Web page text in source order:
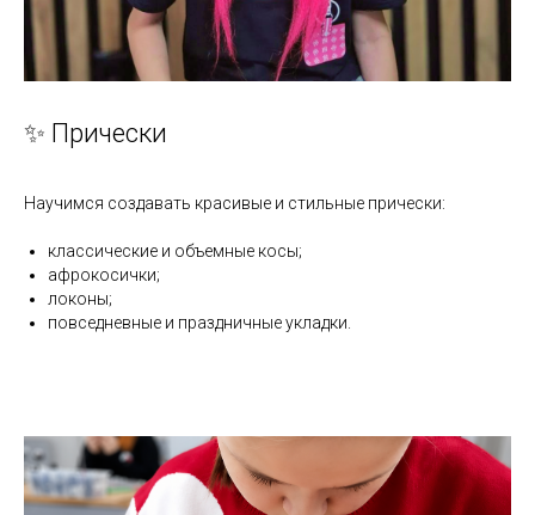
✨ Прически
Научимся создавать красивые и стильные прически:
классические и объемные косы;
афрокосички;
локоны;
повседневные и праздничные укладки.